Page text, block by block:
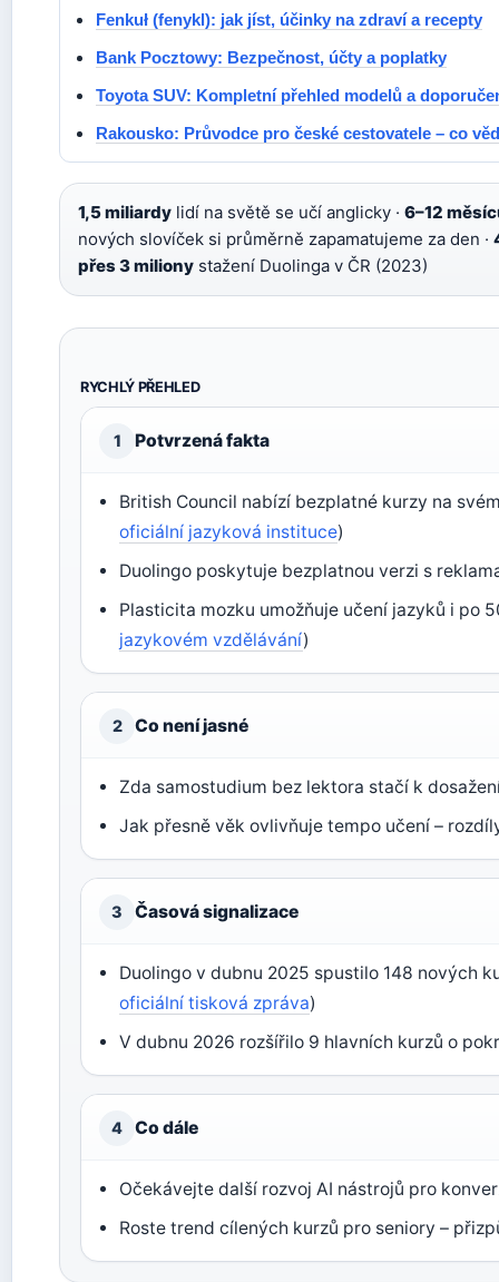
Fenkuł (fenykl): jak jíst, účinky na zdraví a recepty
Bank Pocztowy: Bezpečnost, účty a poplatky
Toyota SUV: Kompletní přehled modelů a
Rakousko: Průvodce pro české cestovatele – co
1,5 miliardy lidí na světě se učí anglicky · 6–12
nových slovíček si průměrně zapamatujeme za den ·
přes 3 miliony stažení Duolinga v ČR (2023)
RYCHLÝ PŘEHLED
1 Potvrzená fakta
British Council nabízí bezplatné kurzy na
oficiální jazyková instituce)
Duolingo poskytuje bezplatnou verzi s
Plasticita mozku umožňuje učení jazyků i po
jazykovém vzdělávání)
2 Co není jasné
Zda samostudium bez lektora stačí k
Jak přesně věk ovlivňuje tempo učení –
3 Časová signalizace
Duolingo v dubnu 2025 spustilo 148 nových
oficiální tisková zpráva)
V dubnu 2026 rozšířilo 9 hlavních kurzů o
4 Co dále
Očekávejte další rozvoj AI nástrojů pro
Roste trend cílených kurzů pro seniory –